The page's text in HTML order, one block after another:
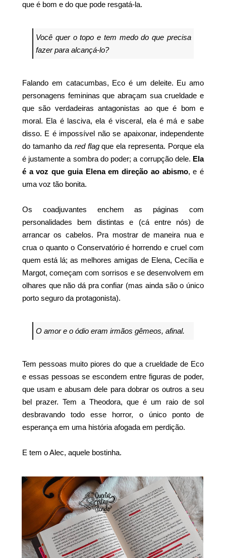
que é bom e do que pode resgatá-la.
Você quer o topo e tem medo do que precisa
fazer para alcançá-lo?
Falando em catacumbas, Eco é um deleite. Eu amo
personagens femininas que abraçam sua crueldade e
que são verdadeiras antagonistas ao que é bom e
moral. Ela é lasciva, ela é visceral, ela é má e sabe
disso. E é impossível não se apaixonar, independente
do tamanho da red flagque ela representa. Porque ela
é justamente a sombra do poder; a corrupção dele. Ela
é a voz que guia Elena em direção ao abismo, e é
uma voz tão bonita.
Os coadjuvantes enchem as páginas com
personalidades bem distintas e (cá entre nós) de
arrancar os cabelos. Pra mostrar de maneira nua e
crua o quanto o Conservatório é horrendo e cruel com
quem está lá; as melhores amigas de Elena, Cecília e
Margot, começam com sorrisos e se desenvolvem em
olhares que não dá pra confiar (mas ainda são o único
porto seguro da protagonista).
O amor e o ódio eram irmãos gêmeos, afinal.
Tem pessoas muito piores do que a crueldade de Eco
e essas pessoas se escondem entre figuras de poder,
que usam e abusam dele para dobrar os outros a seu
bel prazer. Tem a Theodora, que é um raio de sol
desbravando todo esse horror, o único ponto de
esperança em uma história afogada em perdição.
E tem o Alec, aquele bostinha.